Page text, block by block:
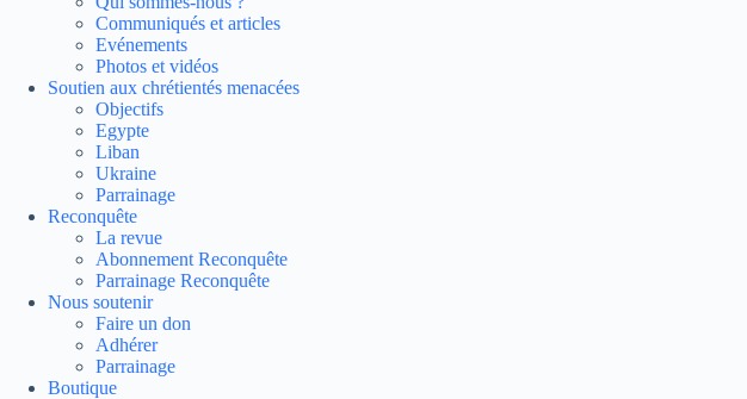
Communiqués et articles
Evénements
Photos et vidéos
Soutien aux chrétientés menacées
Objectifs
Egypte
Liban
Ukraine
Parrainage
Reconquête
La revue
Abonnement Reconquête
Parrainage Reconquête
Nous soutenir
Faire un don
Adhérer
Parrainage
Boutique